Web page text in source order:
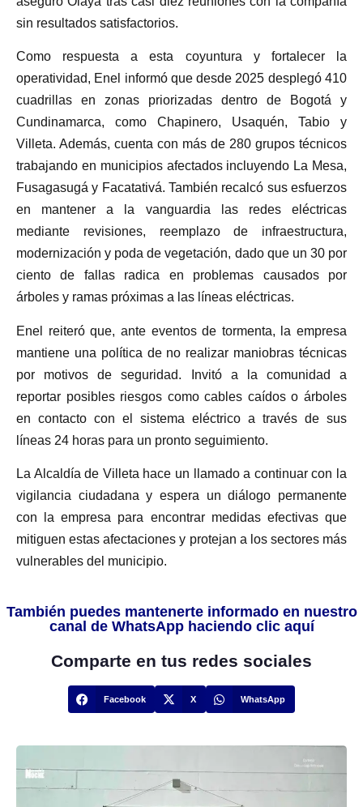
sin resultados satisfactorios.
Como respuesta a esta coyuntura y fortalecer la
operatividad, Enel informó que desde 2025 desplegó 410
cuadrillas en zonas priorizadas dentro de Bogotá y
Cundinamarca, como Chapinero, Usaquén, Tabio y
Villeta. Además, cuenta con más de 280 grupos técnicos
trabajando en municipios afectados incluyendo La Mesa,
Fusagasugá y Facatativá. También recalcó sus esfuerzos
en mantener a la vanguardia las redes eléctricas
mediante revisiones, reemplazo de infraestructura,
modernización y poda de vegetación, dado que un 30 por
ciento de fallas radica en problemas causados por
árboles y ramas próximas a las líneas eléctricas.
Enel reiteró que, ante eventos de tormenta, la empresa
mantiene una política de no realizar maniobras técnicas
por motivos de seguridad. Invitó a la comunidad a
reportar posibles riesgos como cables caídos o árboles
en contacto con el sistema eléctrico a través de sus
líneas 24 horas para un pronto seguimiento.
La Alcaldía de Villeta hace un llamado a continuar con la
vigilancia ciudadana y espera un diálogo permanente
con la empresa para encontrar medidas efectivas que
mitiguen estas afectaciones y protejan a los sectores más
vulnerables del municipio.
También puedes mantenerte informado en nuestro
canal de WhatsApp haciendo clic aquí
Comparte en tus redes sociales
Facebook X WhatsApp